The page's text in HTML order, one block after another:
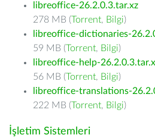
libreoffice-26.2.0.3.tar.xz
278 MB (Torrent, Bilgi)
libreoffice-dictionaries-
59 MB (Torrent, Bilgi)
libreoffice-help-
56 MB (Torrent, Bilgi)
libreoffice-translations-
222 MB (Torrent, Bilgi)
İşletim Sistemleri